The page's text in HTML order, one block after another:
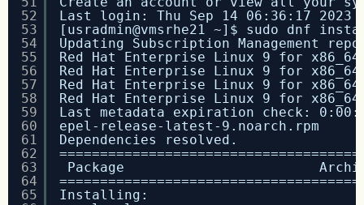
52
53
54
55
56
57
58
59
60
61
62
63
64
65
Last login: Thu Sep 14 06:36:17 2023
[usradmin@vmsrhe21 ~]$ sudo dnf
Updating Subscription Management
Red Hat Enterprise Linux 9 for x86_64
Red Hat Enterprise Linux 9 for x86_64
Red Hat Enterprise Linux 9 for x86_64
Red Hat Enterprise Linux 9 for x86_64
Last metadata expiration check:
epel-release-latest-9.noarch.rpm
Dependencies resolved.
Package
Installing: